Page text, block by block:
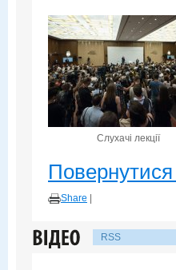
Слухачі лекції
Share
RSS